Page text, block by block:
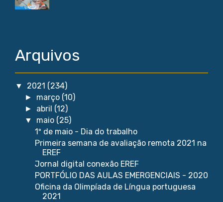
Arquivos
▼ 2021 (234)
► março (10)
► abril (12)
▼ maio (25)
1º de maio - Dia do trabalho
Primeira semana de avaliação remota 2021 na
EREF
Jornal digital conexão EREF
PORTFÓLIO DAS AULAS EMERGENCIAIS - 2020
Oficina da Olimpíada de Língua portuguesa
2021